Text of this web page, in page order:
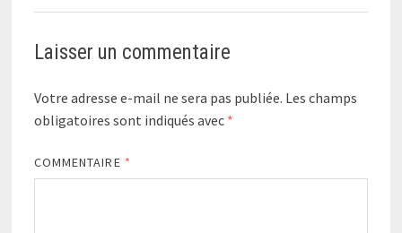
Laisser un commentaire
Votre adresse e-mail ne sera pas publiée. Les champs
obligatoires sont indiqués avec *
COMMENTAIRE *